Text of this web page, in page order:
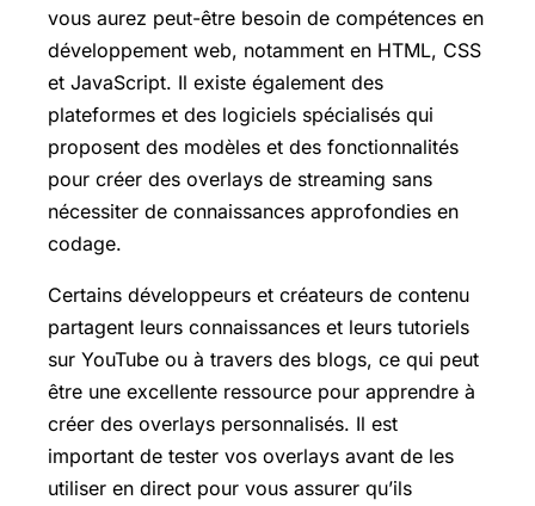
vous aurez peut-être besoin de compétences en
développement web, notamment en HTML, CSS
et JavaScript. Il existe également des
plateformes et des logiciels spécialisés qui
proposent des modèles et des fonctionnalités
pour créer des overlays de streaming sans
nécessiter de connaissances approfondies en
codage.
Certains développeurs et créateurs de contenu
partagent leurs connaissances et leurs tutoriels
sur YouTube ou à travers des blogs, ce qui peut
être une excellente ressource pour apprendre à
créer des overlays personnalisés. Il est
important de tester vos overlays avant de les
utiliser en direct pour vous assurer qu’ils